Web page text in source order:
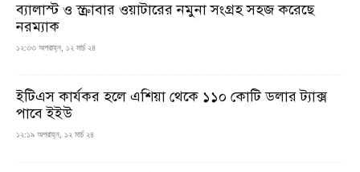
ব্যালাস্ট ও স্ক্রাবার ওয়াটারের নমুনা সংগ্রহ সহজ করেছে
নরম্যাক
১২:৩৩ অপরাহ্ন, ১২ মার্চ ২৪
ইটিএস কার্যকর হলে এশিয়া থেকে ১১০ কোটি ডলার ট্যাক্স
পাবে ইইউ
১২:১৯ অপরাহ্ন, ১২ মার্চ ২৪